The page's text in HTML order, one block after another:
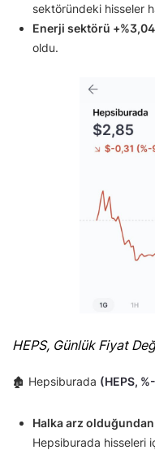
sektöründeki hisseler
Enerji sektörü
oldu.
HEPS, Günlük Fiyat
🏚 Hepsiburada (HEPS,
Halka arz olduğundan
Hepsiburada hisseleri